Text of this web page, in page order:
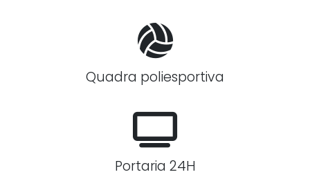
Quadra poliesportiva
Portaria 24H